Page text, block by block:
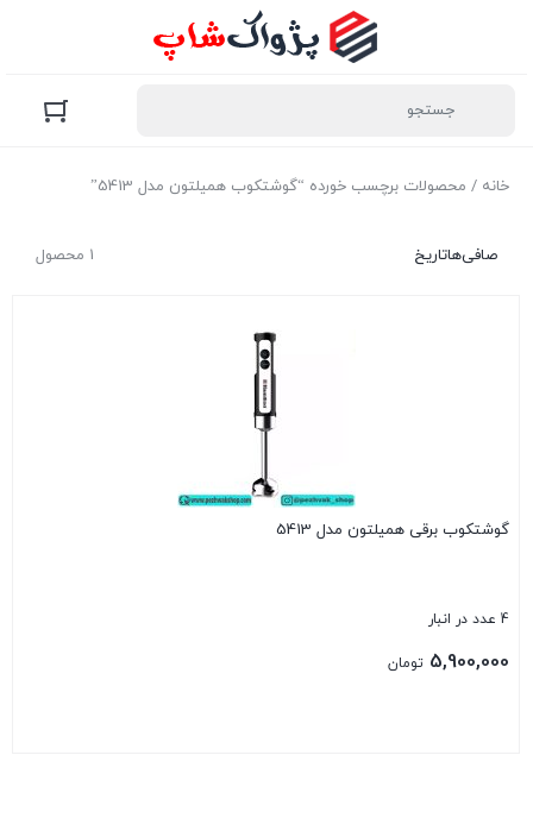
خانه / محصولات برچسب خورده “گوشتکوب همیلتون مدل 5413”
1 محصول صافی‌هاتاریخ
گوشتکوب برقی همیلتون مدل 5413
4 عدد در انبار
5,900,000 تومان